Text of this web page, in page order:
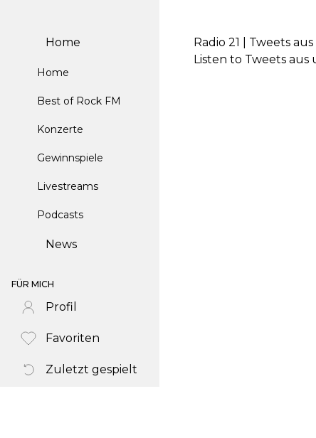
Home
Home
Best of Rock FM
Konzerte
Gewinnspiele
Livestreams
Podcasts
News
FÜR MICH
Profil
Favoriten
Zuletzt gespielt
Radio 21 | Tweets
Listen to Tweets